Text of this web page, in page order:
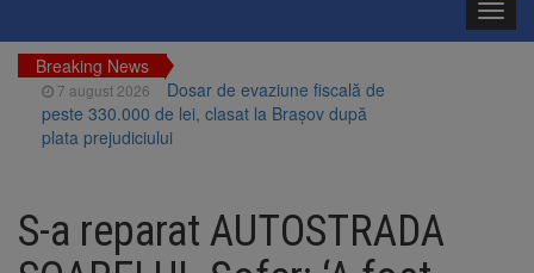
Breaking News
7 august 2026
Dosar de evaziune fiscală de
peste 330.000 de lei, clasat la Brașov după
plata prejudiciului
sistarea plăților către Brai-Cata și Comprest.
Motivul: platforme de gunoi neigienizate
S-a reparat AUTOSTRADA